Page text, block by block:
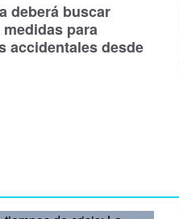
deberá buscar
para
accidentales desde